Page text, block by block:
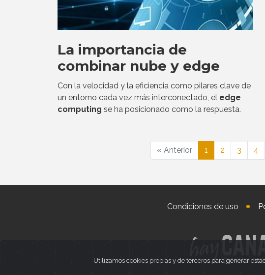
La importancia de
combinar nube y edge
Con la velocidad y la eficiencia como pilares clave de
un entorno cada vez más interconectado, el edge
computing se ha posicionado como la respuesta.
« Anterior 1 2 3 4
Condiciones de uso
Utilizamos cookies propias y de terceros para generar